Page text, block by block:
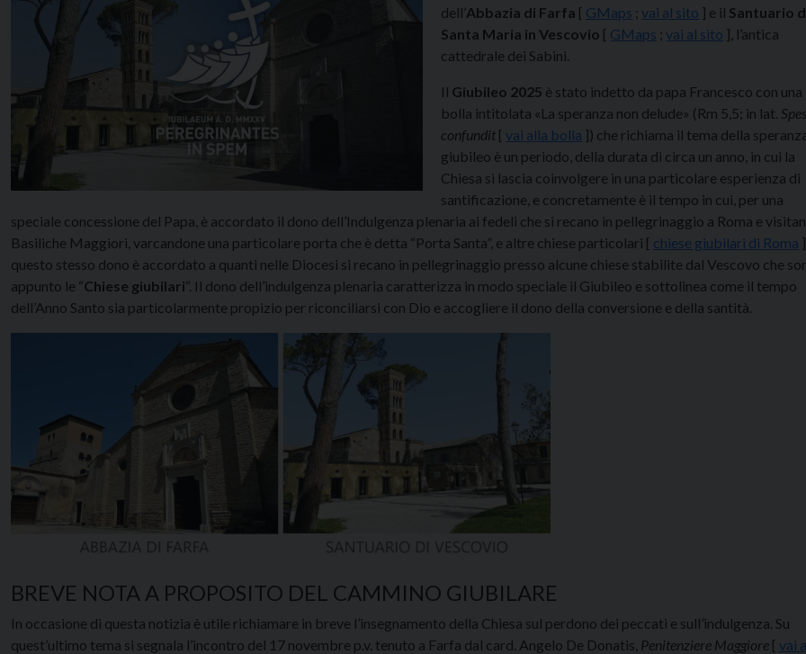
dell’Abbazia di Farfa [ GMaps ;vai al sito ] e il Santuario
Santa Maria in Vescovio [ GMaps ;vai al sito ], l’antica
cattedrale dei Sabini.
Il Giubileo 2025 è stato indetto da papa Francesco con una
bolla intitolata «La speranza non delude» (Rm 5,5; in lat.
confundit [vai alla bolla ]) che richiama il tema della
giubileo è un periodo, della durata di circa un anno, in cui la
Chiesa si lascia coinvolgere in una particolare esperienza di
santificazione, e concretamente è il tempo in cui, per una
speciale concessione del Papa, è accordato il dono dell’Indulgenza plenaria ai fedeli che si recano in pellegrinaggio a Roma e
Basiliche Maggiori, varcandone una particolare porta che è detta “Porta Santa”, e altre chiese particolari [ chiese giubilari di Roma
questo stesso dono è accordato a quanti nelle Diocesi si recano in pellegrinaggio presso alcune chiese stabilite dal Vescovo che
appunto le “Chiese giubilari“. Il dono dell’indulgenza plenaria caratterizza in modo speciale il Giubileo e sottolinea come il tempo
dell’Anno Santo sia particolarmente propizio per riconciliarsi con Dio e accogliere il dono della conversione e della santità.
BREVE NOTA A PROPOSITO DEL CAMMINO GIUBILARE
In occasione di questa notizia è utile richiamare in breve l’insegnamento della Chiesa sul perdono dei peccati e sull’indulgenza. Su
quest’ultimo tema si segnala l’incontro del 17 novembre p.v. tenuto a Farfa dal card. Angelo De Donatis, Penitenziere Maggiore [ vai